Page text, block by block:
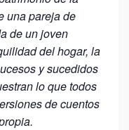
una pareja de
de un joven
del hogar, la
y sucedidos
lo que todos
ersiones de cuentos